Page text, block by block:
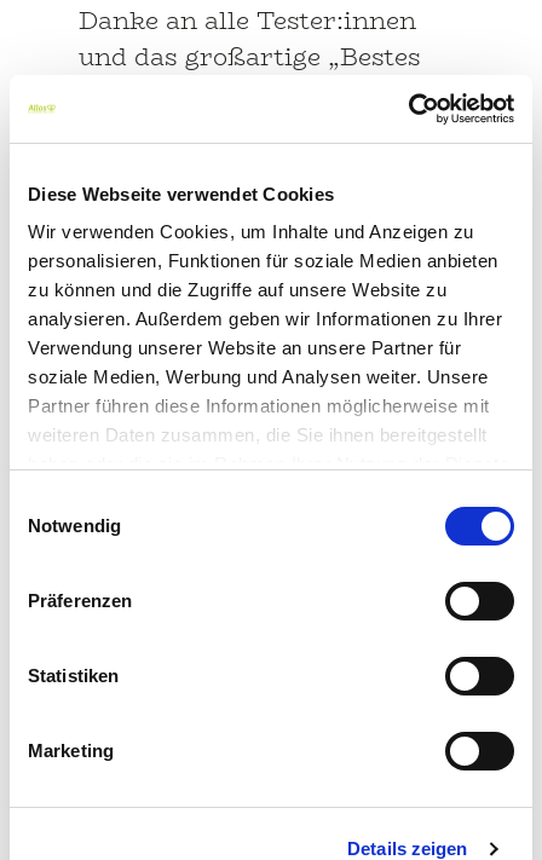
Diese Webseite verwendet Cookies
Wir verwenden Cookies, um Inhalte und Anzeigen zu
personalisieren, Funktionen für soziale Medien anbieten
zu können und die Zugriffe auf unsere Website zu
analysieren. Außerdem geben wir Informationen zu Ihrer
Verwendung unserer Website an unsere Partner für
soziale Medien, Werbung und Analysen weiter. Unsere
Partner führen diese Informationen möglicherweise mit
weiteren Daten zusammen, die Sie ihnen bereitgestellt
Cookies, wenn Sie unsere Webseite weiterhin nutzen.
Notwendig
Präferenzen
Statistiken
Marketing
Details zeigen
Danke an alle Tester:innen
und das großartige „Bestes
Bio“-Team. Wir freuen uns
über diesen besonderen Preis.
(Die Auszeichnung basiert auf
einer Kundenbefragung des
Bio-Verlags Schrot&Korn, an
der ausgewählte Bio-
Liebhaber:innen Bio-Produkte
bewerten. Von den fast 6.000
Bewerber:innen wurden in
auf Herz und Niere zu testen.
Produkten ermöglicht uns
Geschmack, Qualität, Textur
denen zu bekommen, die es
Verbraucher:innen selbst.)